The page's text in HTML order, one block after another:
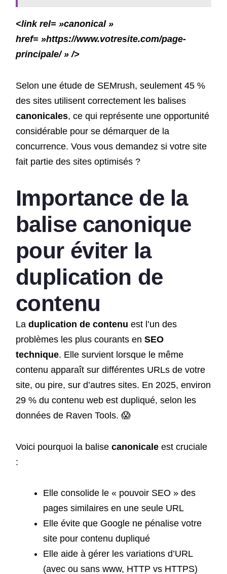
<link rel= »canonical »
href= »https://www.votresite.com/page-
principale/ » />
Selon une étude de SEMrush, seulement 45 %
des sites utilisent correctement les balises
canonicales, ce qui représente une opportunité
considérable pour se démarquer de la
concurrence. Vous vous demandez si votre site
fait partie des sites optimisés ?
Importance de la
balise canonique
pour éviter la
duplication de
contenu
La duplication de contenu est l’un des
problèmes les plus courants en SEO
technique. Elle survient lorsque le même
contenu apparaît sur différentes URLs de votre
site, ou pire, sur d’autres sites. En 2025, environ
29 % du contenu web est dupliqué, selon les
données de Raven Tools. 😱
Voici pourquoi la balise canonicaleest cruciale
:
Elle consolide le « pouvoir SEO » des
pages similaires en une seule URL
Elle évite que Google ne pénalise votre
site pour contenu dupliqué
Elle aide à gérer les variations d’URL
(avec ou sans www, HTTP vs HTTPS)